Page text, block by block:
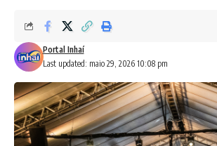
Last updated: maio 29, 2026 10:08 pm
Portal Inhaí